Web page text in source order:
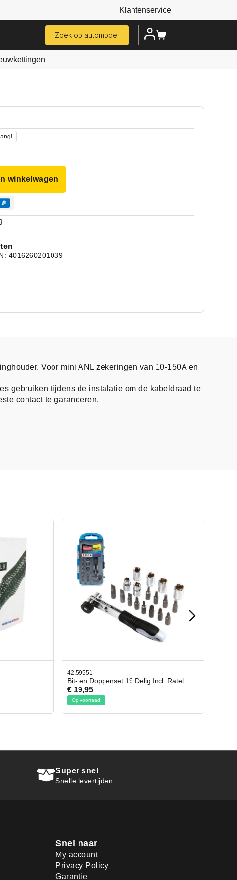
Klantenservice
Zoek op automodel
winkelwagen
4016260201039
Voor mini ANL zekeringen van 10-150A en
gebruiken tijdens de instalatie om de kabeldraad te
contact te garanderen.
19 Delig Incl. Ratel Afbreekmes 2 stuks
Super snel
Snelle levertijden
Snel naar
My account
Privacy Policy
Garantie